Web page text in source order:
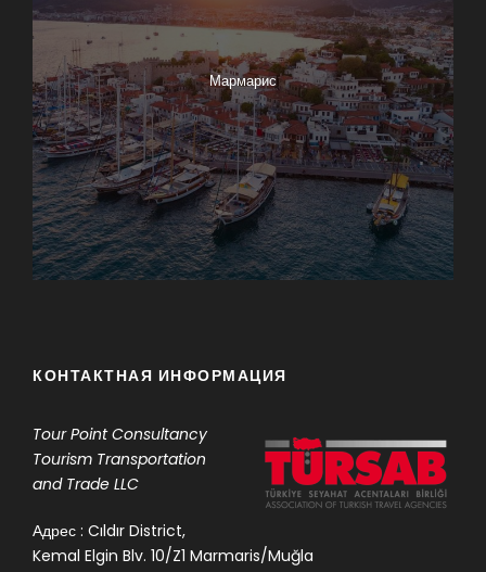
Мармарис
КОНТАКТНАЯ ИНФОРМАЦИЯ
Tour PointConsultancy
Tourism Transportation
and Trade LLC
Адрес : Cıldır District,
Kemal Elgin Blv. 10/Z1 Marmaris/Muğla